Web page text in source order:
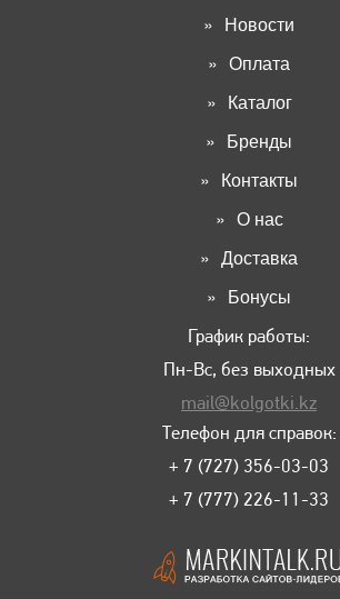
Новости
Оплата
Каталог
Бренды
Контакты
О нас
Доставка
Бонусы
График работы:
Пн-Вс, без выходных
mail@kolgotki.kz
Телефон для справок:
+ 7 (727) 356-03-03
+ 7 (777) 226-11-33